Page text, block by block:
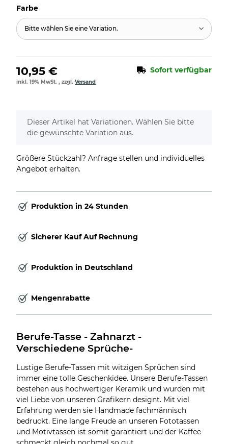
Farbe
Bitte wählen Sie eine Variation.
10,95 € Sofort verfügbar
inkl. 19% MwSt. , zzgl. Versand
x
Dieser Artikel hat Variationen. Wählen Sie bitte
die gewünschte Variation aus.
Größere Stückzahl? Anfrage stellen und individuelles
Angebot erhalten.
Produktion in 24 Stunden
Sicherer Kauf Auf Rechnung
Produktion in Deutschland
Mengenrabatte
Berufe-Tasse - Zahnarzt -
Verschiedene Sprüche-
Lustige Berufe-Tassen mit witzigen Sprüchen sind
immer eine tolle Geschenkidee. Unsere Berufe-Tassen
bestehen aus hochwertiger Keramik und wurden mit
viel Liebe von unseren Grafikern designt. Mit viel
Erfahrung werden sie Handmade fachmännisch
bedruckt. Eine lange Freude an unseren Fototassen
und Motivtassen ist somit garantiert und der Kaffee